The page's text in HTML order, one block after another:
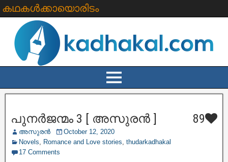
കഥകൾക്കായൊരിടം
പുനർജന്മം 3 [ അസുരൻ ] 89
അസുരൻ
October 12, 2020
Novels, Romance and Love stories, thudarkadhakal
17 Comments